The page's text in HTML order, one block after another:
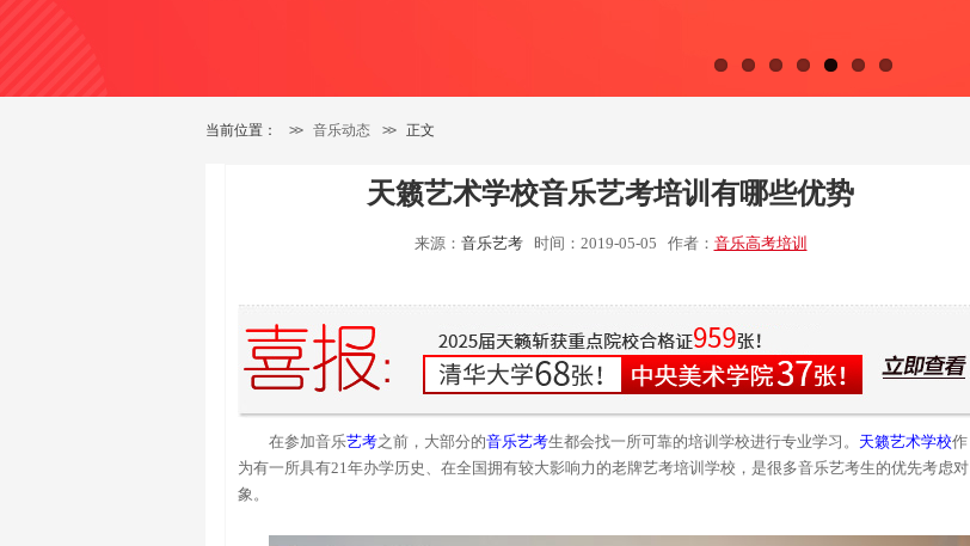
当前位置： >> 音乐动态 >> 正文
天籁艺术学校音乐艺考培训有哪些优势
来源： 音乐艺考 时间：2019-05-05 作者： 音乐高考培训
在参加音乐艺考之前，大部分的音乐艺考生都会找一所可靠的培训学校进行专业学习。 天籁艺术学校作
为有一所具有21年办学历史、在全国拥有较大影响力的老牌艺考培训学校，是很多音乐艺考生的优先考虑对
象。